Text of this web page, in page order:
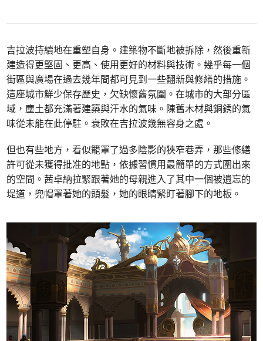
吉拉波持續地在重塑自身。建築物不斷地被拆除，然後重新
建造得更堅固、更高、使用更好的材料與技術。幾乎每一個
街區與廣場在過去幾年間都可見到一些翻新與修繕的措施。
這座城市鮮少保存歷史，欠缺懷舊氛圍。在城市的大部分區
域，塵土都充滿著建築與汗水的氣味。陳舊木材與銅銹的氣
味從未能在此停駐。衰敗在吉拉波幾無容身之處。
但也有些地方，看似籠罩了過多陰影的狹窄巷弄，那些修繕
許可從未獲得批准的地點，依據習慣用最簡單的方式圍出來
的空間。茜卓納拉緊跟著她的母親進入了其中一個被遺忘的
堤道，兜帽罩著她的頭髮，她的眼睛緊盯著腳下的地板。